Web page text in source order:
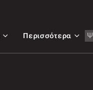
Περισσότερα